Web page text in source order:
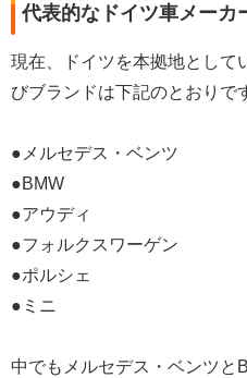
代表的なドイツ車メーカ
現在、ドイツを本拠地として
びブランドは下記のとおりで
●メルセデス・ベンツ
●BMW
●アウディ
●フォルクスワーゲン
●ポルシェ
●ミニ
中でもメルセデス・ベンツと